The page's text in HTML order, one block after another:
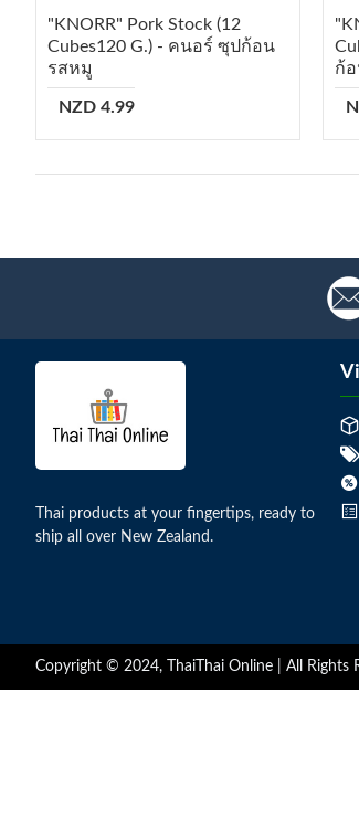
"KNORR" Pork Stock (12
Cubes120 G.) - คนอร์ ซุปก้อน
รสหมู
NZD 4.99
ก้
Thai products at your fingertips, ready to
ship all over New Zealand.
Copyright © 2024, ThaiThai Online | All Rights